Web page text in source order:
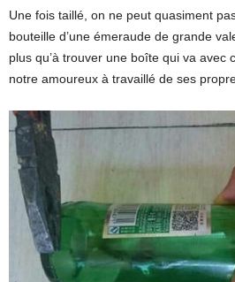
Une fois taillé, on ne peut quasiment
bouteille d’une émeraude de grande
plus qu’à trouver une boîte qui va avec
notre amoureux à travaillé de ses